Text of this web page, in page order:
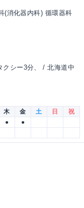
(消化器内科) 循環器科
クシー3分、 / 北海道中
木 金 土 日
祝
●
●